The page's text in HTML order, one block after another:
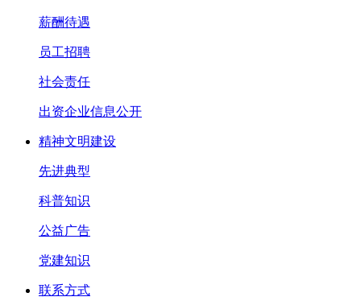
薪酬待遇
员工招聘
社会责任
出资企业信息公开
精神文明建设
先进典型
科普知识
公益广告
党建知识
联系方式